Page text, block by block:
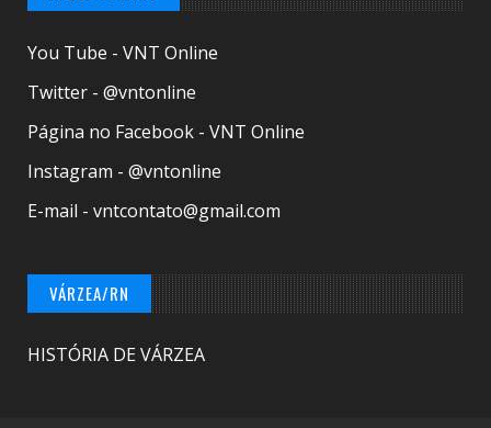
You Tube - VNT Online
Twitter - @vntonline
Página no Facebook - VNT Online
Instagram - @vntonline
E-mail - vntcontato@gmail.com
VÁRZEA/RN
HISTÓRIA DE VÁRZEA